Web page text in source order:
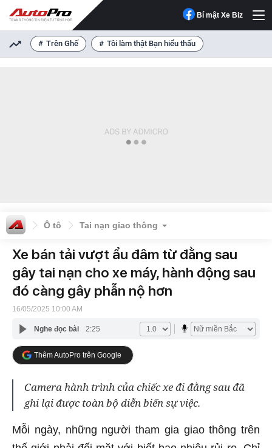
Bí mật Xe Biz
Trên Ghế Tôi làm thật Bạn hiểu thấu
Ô tô Tai nạn giao thông
Xe bán tải vượt ẩu đâm từ đằng sau
gây tai nạn cho xe máy, hành động sau
đó càng gây phẫn nộ hơn
16/05/2025 10:00 AM
Nghe đọc bài 2:25
Thêm AutoPro trên Google
Camera hành trình của chiếc xe đi đằng sau đã
ghi lại được toàn bộ diễn biến sự việc.
Mỗi ngày, những người tham gia giao thông trên